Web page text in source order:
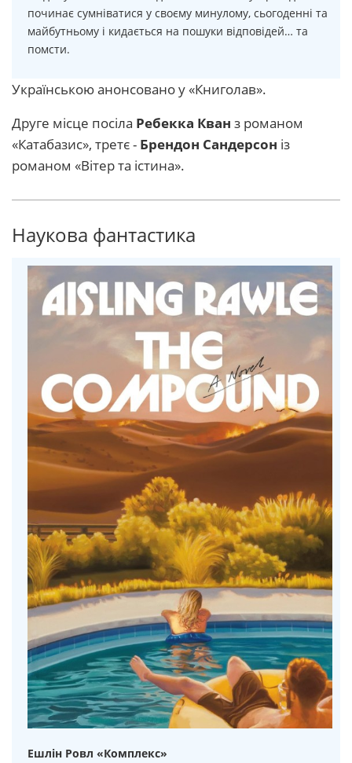
починає сумніватися у своєму минулому, сьогоденні та
майбутньому і кидається на пошуки відповідей… та
помсти.
Українською анонсовано у «Книголав».
Друге місце посіла Ребекка Кван з романом
«Катабазис», третє - Брендон Сандерсон із
романом «Вітер та істина».
Наукова фантастика
Ешлін Ровл «Комплекс»